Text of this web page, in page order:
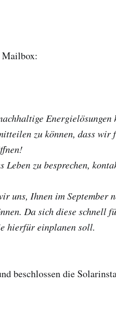
zu können, dass wir
zu besprechen,
uns, Ihnen im September
Da sich diese schnell
hierfür einplanen soll.
beschlossen die